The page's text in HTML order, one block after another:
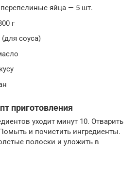
яйца — 5 шт.
г
соуса)
приготовления
уходит минут 10. Отварить
и почистить ингредиенты.
полоски и уложить в